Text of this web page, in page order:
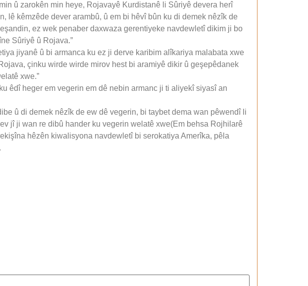
û zarokên min heye, Rojavayê Kurdistanê li Sûriyê devera herî
lê kêmzêde dever arambû, û em bi hêvî bûn ku di demek nêzîk de
ez wek penaber daxwaza gerentiyeke navdewletî dikim ji bo
Sûriyê û Rojava.”
jiyanê û bi armanca ku ez ji derve karibim alîkariya malabata xwe
çinku wirde wirde mirov hest bi aramiyê dikir û geşepêdanek
xwe.”
êdî heger em vegerin em dê nebin armanc ji ti aliyekî siyasî an
û di demek nêzîk de ew dê vegerin, bi taybet dema wan pêwendî li
jî ji wan re dibû hander ku vegerin welatê xwe(Em behsa Rojhilarê
hêzên kiwalisyona navdewletî bi serokatiya Amerîka, pêla